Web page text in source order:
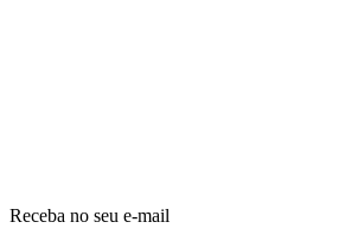
Receba no seu e-mail